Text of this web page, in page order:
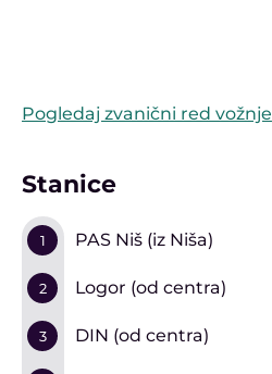
Pogledaj zvanični red vožnje
Stanice
1 PAS Niš (iz Niša)
2 Logor (od centra)
3 DIN (od centra)